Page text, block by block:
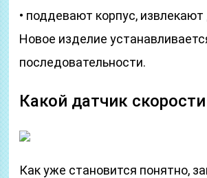
• поддевают корпус, извлекают
Новое изделие
последовательности.
Какой датчик
Как уже становится понятно,